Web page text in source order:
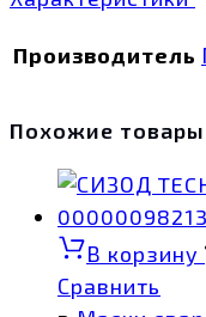
Производитель
Похожие товары
В корзину
Сравнить